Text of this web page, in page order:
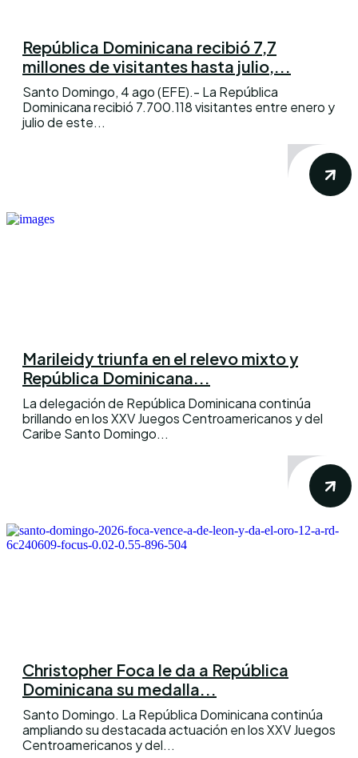
República Dominicana recibió 7,7
millones de visitantes hasta julio,...
Santo Domingo, 4 ago (EFE).- La República
Dominicana recibió 7.700.118 visitantes entre enero y
julio de este...
Marileidy triunfa en el relevo mixto y
República Dominicana...
La delegación de República Dominicana continúa
brillando en los XXV Juegos Centroamericanos y del
Caribe Santo Domingo...
Christopher Foca le da a República
Dominicana su medalla...
Santo Domingo. La República Dominicana continúa
ampliando su destacada actuación en los XXV Juegos
Centroamericanos y del...